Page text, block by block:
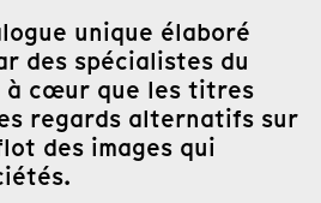
unique élaboré
des spécialistes du
à cœur que les titres
regards alternatifs sur
des images qui